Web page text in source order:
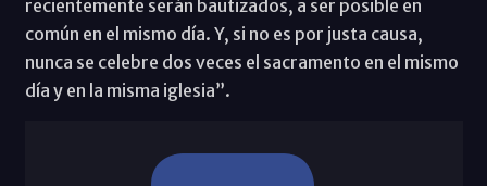
recientemente serán bautizados, a ser posible en
común en el mismo día. Y, si no es por justa causa,
nunca se celebre dos veces el sacramento en el mismo
día y en la misma iglesia”.